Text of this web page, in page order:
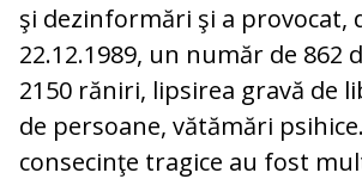
şi dezinformări şi a provocat,
22.12.1989, un număr de 862
2150 răniri, lipsirea gravă de
de persoane, vătămări
consecinţe tragice au fost